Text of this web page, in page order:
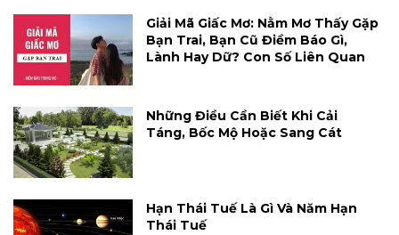
Giải Mã Giấc Mơ: Nằm Mơ Thấy Gặp
Bạn Trai, Bạn Cũ Điềm Báo Gì,
Lành Hay Dữ? Con Số Liên Quan
Những Điều Cần Biết Khi Cải
Táng, Bốc Mộ Hoặc Sang Cát
Hạn Thái Tuế Là Gì Và Năm Hạn
Thái Tuế